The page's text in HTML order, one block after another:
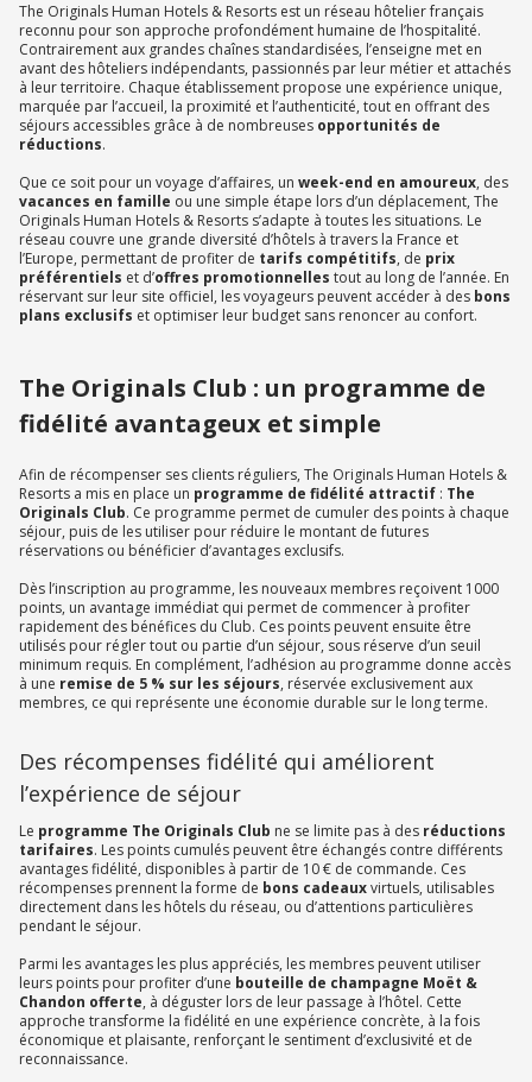
The Originals Human Hotels & Resorts est un réseau hôtelier français
reconnu pour son approche profondément humaine de l’hospitalité.
Contrairement aux grandes chaînes standardisées, l’enseigne met en
avant des hôteliers indépendants, passionnés par leur métier et attachés
à leur territoire. Chaque établissement propose une expérience unique,
marquée par l’accueil, la proximité et l’authenticité, tout en offrant des
séjours accessibles grâce à de nombreuses opportunités de
réductions.
Que ce soit pour un voyage d’affaires, un week-end en amoureux, des
vacances en famille ou une simple étape lors d’un déplacement, The
Originals Human Hotels & Resorts s’adapte à toutes les situations. Le
réseau couvre une grande diversité d’hôtels à travers la France et
l’Europe, permettant de profiter de tarifs compétitifs, de prix
préférentiels et d’offres promotionnelles tout au long de l’année. En
réservant sur leur site officiel, les voyageurs peuvent accéder à des bons
plans exclusifs et optimiser leur budget sans renoncer au confort.
The Originals Club : un programme de
fidélité avantageux et simple
Afin de récompenser ses clients réguliers, The Originals Human Hotels &
Resorts a mis en place un programme de fidélité attractif : The
Originals Club. Ce programme permet de cumuler des points à chaque
séjour, puis de les utiliser pour réduire le montant de futures
réservations ou bénéficier d’avantages exclusifs.
Dès l’inscription au programme, les nouveaux membres reçoivent 1000
points, un avantage immédiat qui permet de commencer à profiter
rapidement des bénéfices du Club. Ces points peuvent ensuite être
utilisés pour régler tout ou partie d’un séjour, sous réserve d’un seuil
minimum requis. En complément, l’adhésion au programme donne accès
à une remise de 5 % sur les séjours, réservée exclusivement aux
membres, ce qui représente une économie durable sur le long terme.
Des récompenses fidélité qui améliorent
l’expérience de séjour
Le programme The Originals Club ne se limite pas à des réductions
tarifaires. Les points cumulés peuvent être échangés contre différents
avantages fidélité, disponibles à partir de 10 € de commande. Ces
récompenses prennent la forme de bons cadeauxvirtuels, utilisables
directement dans les hôtels du réseau, ou d’attentions particulières
pendant le séjour.
Parmi les avantages les plus appréciés, les membres peuvent utiliser
leurs points pour profiter d’une bouteille de champagne Moët &
Chandon offerte, à déguster lors de leur passage à l’hôtel. Cette
approche transforme la fidélité en une expérience concrète, à la fois
économique et plaisante, renforçant le sentiment d’exclusivité et de
reconnaissance.